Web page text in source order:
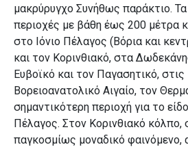
μακρύρυγχο Συνήθως παράκτιο. Τα
περιοχές με βάθη έως 200 μέτρα
στο Ιόνιο Πέλαγος (Βόρια και
και τον Κορινθιακό, στα
Ευβοϊκό και τον Παγασητικό,
Βορειοανατολικό Αιγαίο, τον
σημαντικότερη περιοχή για το
Πέλαγος. Στον Κορινθιακό κόλπο,
παγκοσμίως μοναδικό φαινόμενο,